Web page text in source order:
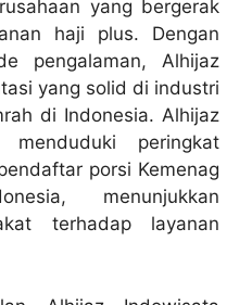
yang bergerak
haji plus. Dengan
pengalaman, Alhijaz
yang solid di industri
di Indonesia. Alhijaz
peringkat
porsi Kemenag
menunjukkan
terhadap layanan